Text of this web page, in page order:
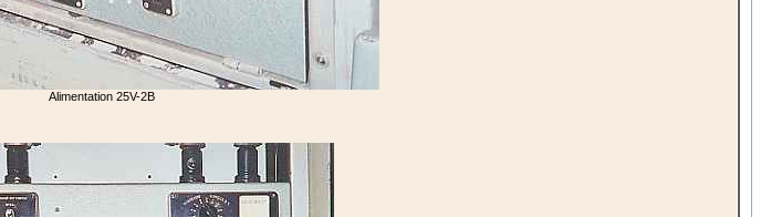
Alimentation 25V-2B